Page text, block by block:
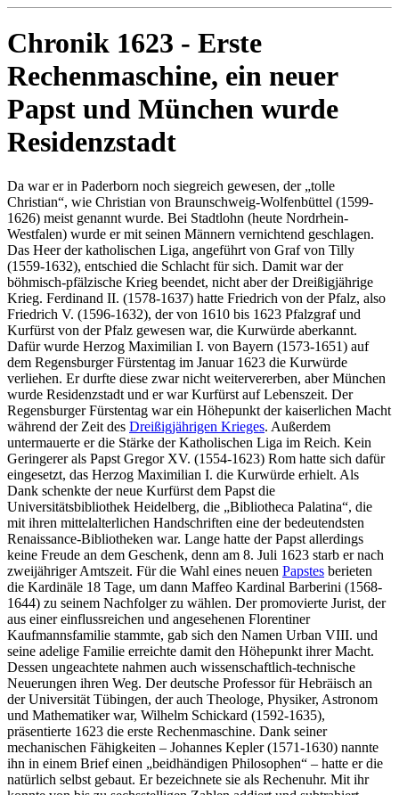
Chronik 1623 - Erste
Rechenmaschine, ein neuer
Papst und München wurde
Residenzstadt
Da war er in Paderborn noch siegreich gewesen, der „tolle
Christian“, wie Christian von Braunschweig-Wolfenbüttel (1599-
1626) meist genannt wurde. Bei Stadtlohn (heute Nordrhein-
Westfalen) wurde er mit seinen Männern vernichtend geschlagen.
Das Heer der katholischen Liga, angeführt von Graf von Tilly
(1559-1632), entschied die Schlacht für sich. Damit war der
böhmisch-pfälzische Krieg beendet, nicht aber der Dreißigjährige
Krieg. Ferdinand II. (1578-1637) hatte Friedrich von der Pfalz, also
Friedrich V. (1596-1632), der von 1610 bis 1623 Pfalzgraf und
Kurfürst von der Pfalz gewesen war, die Kurwürde aberkannt.
Dafür wurde Herzog Maximilian I. von Bayern (1573-1651) auf
dem Regensburger Fürstentag im Januar 1623 die Kurwürde
verliehen. Er durfte diese zwar nicht weitervererben, aber München
wurde Residenzstadt und er war Kurfürst auf Lebenszeit. Der
Regensburger Fürstentag war ein Höhepunkt der kaiserlichen Macht
während der Zeit des Dreißigjährigen Krieges. Außerdem
untermauerte er die Stärke der Katholischen Liga im Reich. Kein
Geringerer als Papst Gregor XV. (1554-1623) Rom hatte sich dafür
eingesetzt, das Herzog Maximilian I. die Kurwürde erhielt. Als
Dank schenkte der neue Kurfürst dem Papst die
Universitätsbibliothek Heidelberg, die „Bibliotheca Palatina“, die
mit ihren mittelalterlichen Handschriften eine der bedeutendsten
Renaissance-Bibliotheken war. Lange hatte der Papst allerdings
keine Freude an dem Geschenk, denn am 8. Juli 1623 starb er nach
zweijähriger Amtszeit. Für die Wahl eines neuen Papstes berieten
die Kardinäle 18 Tage, um dann Maffeo Kardinal Barberini (1568-
1644) zu seinem Nachfolger zu wählen. Der promovierte Jurist, der
aus einer einflussreichen und angesehenen Florentiner
Kaufmannsfamilie stammte, gab sich den Namen Urban VIII. und
seine adelige Familie erreichte damit den Höhepunkt ihrer Macht.
Dessen ungeachtete nahmen auch wissenschaftlich-technische
Neuerungen ihren Weg. Der deutsche Professor für Hebräisch an
der Universität Tübingen, der auch Theologe, Physiker, Astronom
und Mathematiker war, Wilhelm Schickard (1592-1635),
präsentierte 1623 die erste Rechenmaschine. Dank seiner
mechanischen Fähigkeiten – Johannes Kepler (1571-1630) nannte
ihn in einem Brief einen „beidhändigen Philosophen“ – hatte er die
natürlich selbst gebaut. Er bezeichnete sie als Rechenuhr. Mit ihr